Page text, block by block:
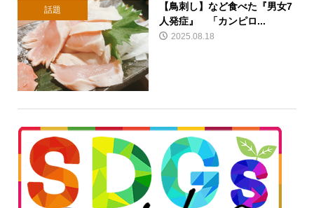
話題
【鳥刺し】など食べた『男女7
人発症』 「カンピロ...
2025.08.18